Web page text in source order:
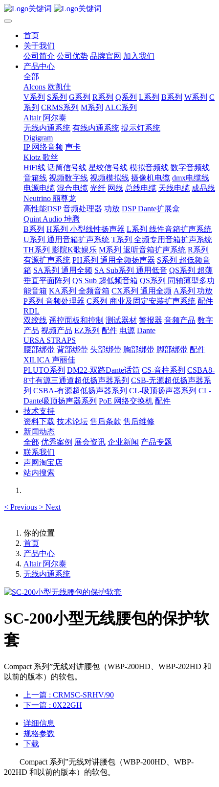
首页
关于我们
公司简介 公司优势 品牌官网 加入我们
产品中心
全部
Alcons 欧凯仕
V系列 S系列 G系列 R系列 Q系列 L系列 B系列 W系列 C
系列 CRMS系列 M系列 ALC系列
Altair 阿尔泰
无线内通系统 有线内通系统 提示灯系统
Digigram
IP 网络音频 声卡
Klotz 歌丝
HiFi线 话筒信号线 星绞信号线 模拟音频线 数字音频线
音箱线 视频数字线 视频模拟线 摄像机电缆 dmx电缆线
电源电缆 混合电缆 光纤 网线 总线电缆 天线电缆 成品线
Neutrino 丽尊龙
高性能DSP 音频处理器 功放 DSP Dante扩展盒
Quint Audio 坤腾
B系列 H系列 小型线性扬声器 L系列 线性音箱扩声系统
U系列 通用音箱扩声系统 T系列 全频专用音箱扩声系统
TH系列 影院K歌娱乐 M系列 返听音箱扩声系统 R系列
有源扩声系统 PH系列 通用全频扬声器 S系列 超低频音
箱 SA系列 通用全频 SA Sub系列 通用低音 QS系列 超薄
垂直平面阵列 QS Sub 超低频音箱 QS系列 同轴薄型多功
能音箱 KA系列 全频音箱 CX系列 通用全频 A系列 功放
P系列 音频处理器 C系列 商业及固定安装扩声系统 配件
RDL
双绞线 遥控面板和控制 测试器材 警报器 音频产品 数字
产品 视频产品 EZ系列 配件 电源 Dante
URSA STRAPS
腰部绑带 背部绑带 头部绑带 胸部绑带 脚部绑带 配件
XILICA 声丽佳
PLUTO系列 DM22-双路Dante话筒 CS-音柱系列 CSBA8-
8寸有源三通道超低扬声器系列 CSB-无源超低扬声器系
列 CSBA-有源超低扬声器系列 CL-吸顶扬声器系列 CL-
Dante吸顶扬声器系列 PoE 网络交换机 配件
技术支持
资料下载 技术论坛 售后条款 售后维修
新闻动态
全部 优秀案例 展会资讯 企业新闻 产品专题
联系我们
声网淘宝店
站内搜索
< Previous > Next
你的位置
首页
产品中心
Altair 阿尔泰
无线内通系统
SC-200小型无线腰包的保护软
套
Compact 系列”无线对讲腰包（WBP-200HD、WBP-202HD 和
以前的版本）的软包。
上一篇 : CRMSC-SRHV/90
下一篇 : 0X22GH
详细信息
规格参数
下载
Compact 系列”无线对讲腰包（WBP-200HD、WBP-
202HD 和以前的版本）的软包。